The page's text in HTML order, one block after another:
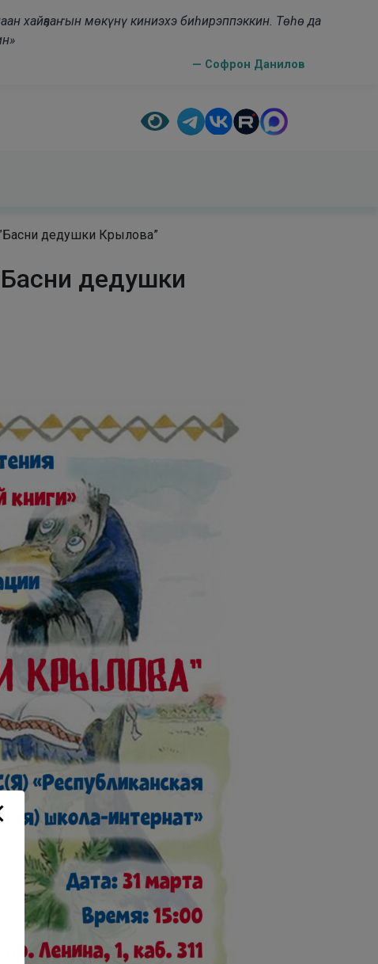
хайҕааҥын мөкүнү киниэхэ биһирэппэккин. Төһө да
— Софрон Данилов
дедушки Крылова”
дедушки